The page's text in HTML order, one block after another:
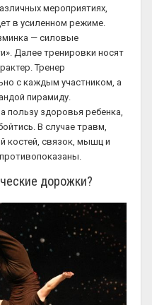
мероприятиях,
в усиленном режиме.
— силовые
Далее тренировки носят
Тренер
с каждым участником, а
пирамиду.
пользу здоровья ребенка,
В случае травм,
костей, связок, мышц и
дорожки?